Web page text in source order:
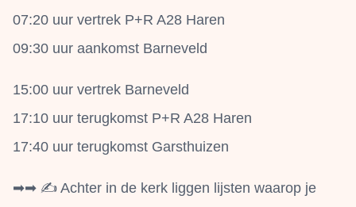
07:20 uur vertrek P+R A28 Haren
09:30 uur aankomst Barneveld
15:00 uur vertrek Barneveld
17:10 uur terugkomst P+R A28 Haren
17:40 uur terugkomst Garsthuizen
➡➡ ✍ Achter in de kerk liggen lijsten waarop je